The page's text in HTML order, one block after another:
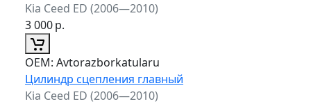
Kia Ceed ED (2006—2010)
3 000р.
ОЕМ: Avtorazborkatularu
Цилиндр сцепления главный
Kia Ceed ED (2006—2010)